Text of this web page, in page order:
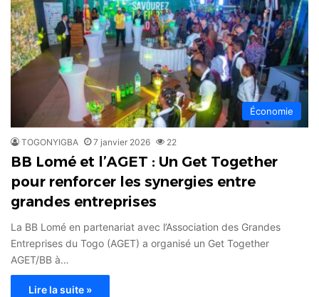
Économie
TOGONYIGBA 7 janvier 2026 22
BB Lomé et l’AGET : Un Get Together
pour renforcer les synergies entre
grandes entreprises
La BB Lomé en partenariat avec l’Association des Grandes
Entreprises du Togo (AGET) a organisé un Get Together
AGET/BB à…
Lire la suite »